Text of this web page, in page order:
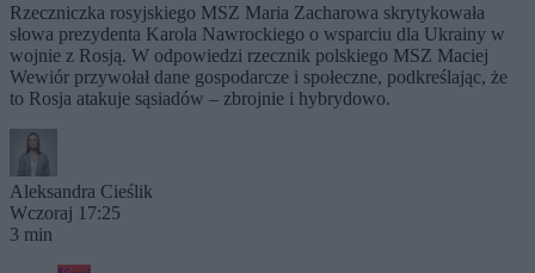
Rzeczniczka rosyjskiego MSZ Maria Zacharowa skrytykowała
słowa prezydenta Karola Nawrockiego o wsparciu dla Ukrainy w
wojnie z Rosją. W odpowiedzi rzecznik polskiego MSZ Maciej
Wewiór przywołał dane gospodarcze i społeczne, podkreślając, że
to Rosja atakuje sąsiadów – zbrojnie i hybrydowo.
Aleksandra Cieślik
Wczoraj 17:25
3 min